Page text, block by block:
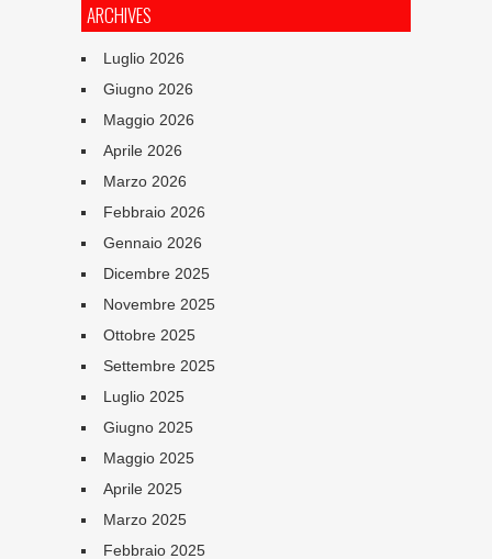
ARCHIVES
Luglio 2026
Giugno 2026
Maggio 2026
Aprile 2026
Marzo 2026
Febbraio 2026
Gennaio 2026
Dicembre 2025
Novembre 2025
Ottobre 2025
Settembre 2025
Luglio 2025
Giugno 2025
Maggio 2025
Aprile 2025
Marzo 2025
Febbraio 2025